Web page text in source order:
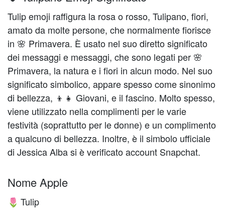
Tulip emoji raffigura la rosa o rosso, Tulipano, fiori,
amato da molte persone, che normalmente fiorisce
in 🌸 Primavera. È usato nel suo diretto significato
dei messaggi e messaggi, che sono legati per 🌸
Primavera, la natura e i fiori in alcun modo. Nel suo
significato simbolico, appare spesso come sinonimo
di bellezza, 👦👧 Giovani, e il fascino. Molto spesso,
viene utilizzato nella complimenti per le varie
festività (soprattutto per le donne) e un complimento
a qualcuno di bellezza. Inoltre, è il simbolo ufficiale
di Jessica Alba si è verificato account Snapchat.
Nome Apple
🌷 Tulip